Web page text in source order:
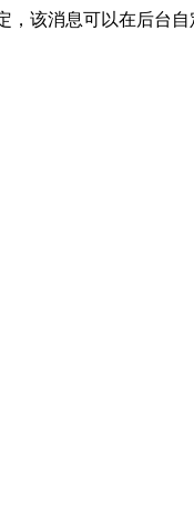
，该消息可以在后台自